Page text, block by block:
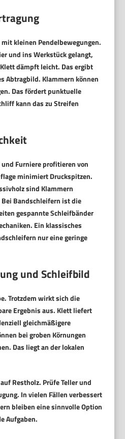
kleinen Pendelbewegungen.
und ins Werkstück gelangt,
dämpft leicht. Das ergibt
Abtragbild. Klammern können
Das fördert punktuelle
kann das zu Streifen
Furniere profitieren von
minimiert Druckspitzen.
sind Klammern
Bandschleifern ist die
gespannte Schleifbänder
Ein klassisches
nur eine geringe
und Schleifbild
Trotzdem wirkt sich die
Ergebnis aus. Klett liefert
gleichmäßigere
bei groben Körnungen
Das liegt an der lokalen
Restholz. Prüfe Teller und
In vielen Fällen verbessert
bleiben eine sinnvolle Option
Aufgaben.